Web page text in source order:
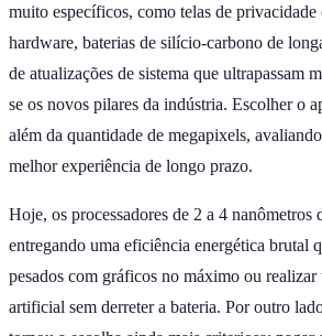
muito específicos, como telas de privacidade
hardware, baterias de silício-carbono de
de atualizações de sistema que ultrapassam
se os novos pilares da indústria. Escolher o
além da quantidade de megapixels,
melhor experiência de longo prazo.
Hoje, os processadores de 2 a 4 nanômetros
entregando uma eficiência energética brutal
pesados com gráficos no máximo ou realizar
artificial sem derreter a bateria. Por outro